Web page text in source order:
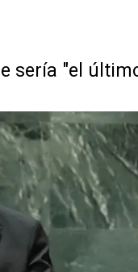
sería "el